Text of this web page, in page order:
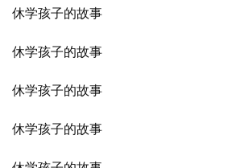
休学孩子的故事
休学孩子的故事
休学孩子的故事
休学孩子的故事